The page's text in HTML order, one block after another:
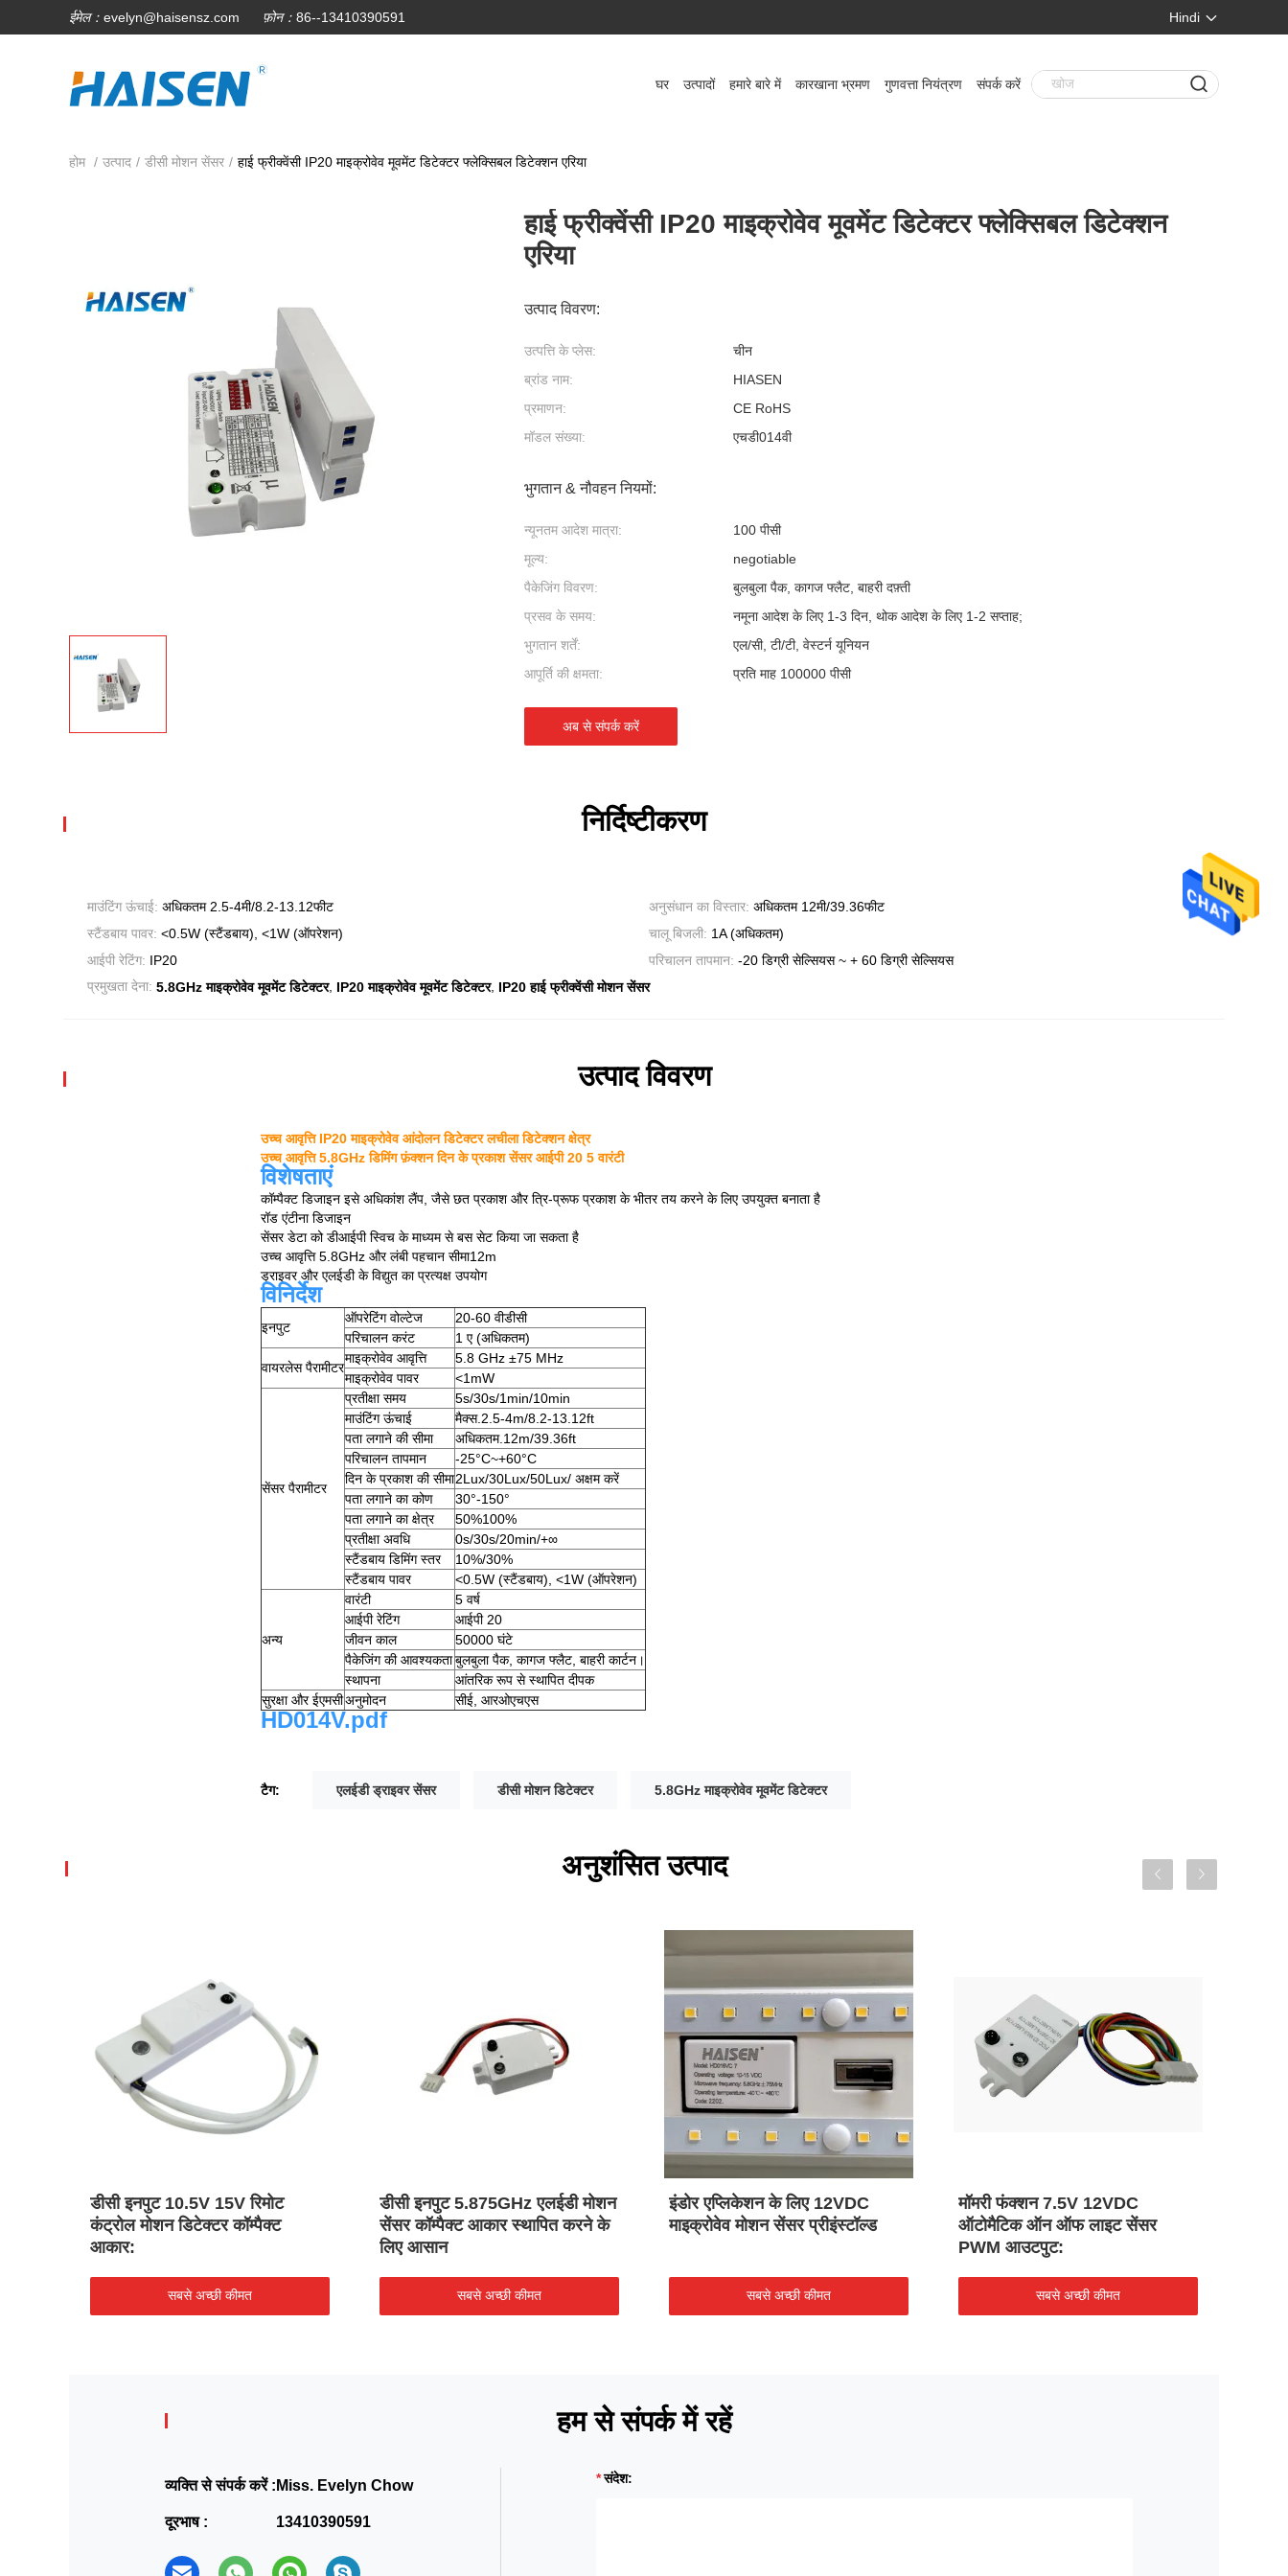
ईमेल： evelyn@haisensz.com फ़ोन： 86--13410390591 Hindi
घर उत्पादों हमारे बारे में कारखाना भ्रमण गुणवत्ता नियंत्रण संपर्क करें
होम / उत्पाद / डीसी मोशन सेंसर / हाई फ्रीक्वेंसी IP20 माइक्रोवेव मूवमेंट डिटेक्टर फ्लेक्सिबल डिटेक्शन एरिया
हाई फ्रीक्वेंसी IP20 माइक्रोवेव मूवमेंट डिटेक्टर फ्लेक्सिबल डिटेक्शन
एरिया
उत्पाद विवरण:
उत्पत्ति के प्लेस:
चीन
ब्रांड नाम:
HIASEN
प्रमाणन:
CE RoHS
मॉडल संख्या:
एचडी014वी
भुगतान & नौवहन नियमों:
न्यूनतम आदेश मात्रा:
100 पीसी
मूल्य:
negotiable
पैकेजिंग विवरण:
बुलबुला पैक, कागज फ्लैट, बाहरी दफ़्ती
प्रसव के समय:
नमूना आदेश के लिए 1-3 दिन, थोक आदेश के लिए 1-2 सप्ताह;
भुगतान शर्तें:
एल/सी, टी/टी, वेस्टर्न यूनियन
आपूर्ति की क्षमता:
प्रति माह 100000 पीसी
अब से संपर्क करें
निर्दिष्टीकरण
माउंटिंग ऊंचाई: अधिकतम 2.5-4मी/8.2-13.12फीट अनुसंधान का विस्तार: अधिकतम 12मी/39.36फीट
स्टैंडबाय पावर: <0.5W (स्टैंडबाय), <1W (ऑपरेशन) चालू बिजली: 1A (अधिकतम)
आईपी रेटिंग: IP20 परिचालन तापमान: -20 डिग्री सेल्सियस ~ + 60 डिग्री सेल्सियस
प्रमुखता देना: 5.8GHz माइक्रोवेव मूवमेंट डिटेक्टर, IP20 माइक्रोवेव मूवमेंट डिटेक्टर, IP20 हाई फ्रीक्वेंसी मोशन सेंसर
उत्पाद विवरण
उच्च आवृत्ति IP20 माइक्रोवेव आंदोलन डिटेक्टर लचीला डिटेक्शन क्षेत्र
उच्च आवृत्ति 5.8GHz डिमिंग फ़ंक्शन दिन के प्रकाश सेंसर आईपी 20 5 वारंटी
विशेषताएं
कॉम्पैक्ट डिजाइन इसे अधिकांश लैंप, जैसे छत प्रकाश और त्रि-प्रूफ प्रकाश के भीतर तय करने के लिए उपयुक्त बनाता है
रॉड एंटीना डिजाइन
सेंसर डेटा को डीआईपी स्विच के माध्यम से बस सेट किया जा सकता है
उच्च आवृत्ति 5.8GHz और लंबी पहचान सीमा12m
ड्राइवर और एलईडी के विद्युत का प्रत्यक्ष उपयोग
विनिर्देश
इनपुट
ऑपरेटिंग वोल्टेज
20-60 वीडीसी
परिचालन करंट
1 ए (अधिकतम)
वायरलेस पैरामीटर
माइक्रोवेव आवृत्ति
5.8 GHz ±75 MHz
माइक्रोवेव पावर
<1mW
सेंसर पैरामीटर
प्रतीक्षा समय
5s/30s/1min/10min
माउंटिंग ऊंचाई
मैक्स.2.5-4m/8.2-13.12ft
पता लगाने की सीमा
अधिकतम.12m/39.36ft
परिचालन तापमान
-25°C~+60°C
दिन के प्रकाश की सीमा2Lux/30Lux/50Lux/ अक्षम करें
पता लगाने का कोण
30°-150°
पता लगाने का क्षेत्र
50%100%
प्रतीक्षा अवधि
0s/30s/20min/+∞
स्टैंडबाय डिमिंग स्तर
10%/30%
स्टैंडबाय पावर
<0.5W (स्टैंडबाय), <1W (ऑपरेशन)
अन्य
वारंटी
5 वर्ष
आईपी रेटिंग
आईपी 20
जीवन काल
50000 घंटे
पैकेजिंग की आवश्यकताबुलबुला पैक, कागज फ्लैट, बाहरी कार्टन।
स्थापना
आंतरिक रूप से स्थापित दीपक
सुरक्षा और ईएमसीअनुमोदन सीई, आरओएचएस
HD014V.pdf
टैग: एलईडी ड्राइवर सेंसर डीसी मोशन डिटेक्टर 5.8GHz माइक्रोवेव मूवमेंट डिटेक्टर
अनुशंसित उत्पाद
डीसी इनपुट 10.5V 15V रिमोट
कंट्रोल मोशन डिटेक्टर कॉम्पैक्ट
आकार:
सबसे अच्छी कीमत
डीसी इनपुट 5.875GHz एलईडी मोशन
सेंसर कॉम्पैक्ट आकार स्थापित करने के
लिए आसान
सबसे अच्छी कीमत
इंडोर एप्लिकेशन के लिए 12VDC
माइक्रोवेव मोशन सेंसर प्रीइंस्टॉल्ड
सबसे अच्छी कीमत
मॉमरी फंक्शन 7.5V 12VDC
ऑटोमैटिक ऑन ऑफ लाइट सेंसर
PWM आउटपुट:
सबसे अच्छी कीमत
हम से संपर्क में रहें
व्यक्ति से संपर्क करें : Miss. Evelyn Chow
दूरभाष : 13410390591
संदेश: